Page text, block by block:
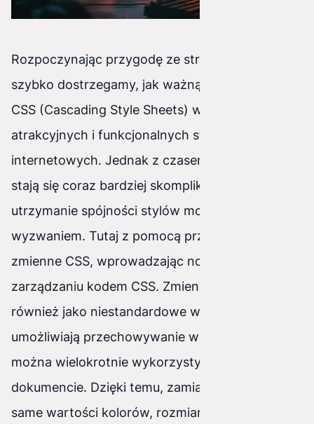
Rozpoczynając przygodę ze stronami www,
szybko dostrzegamy, jak ważną rolę odgrywa
CSS (Cascading Style Sheets) w tworzeniu
atrakcyjnych i funkcjonalnych stron
internetowych. Jednak z czasem, gdy projekty
stają się coraz bardziej skomplikowane,
utrzymanie spójności stylów może okazać się
wyzwaniem. Tutaj z pomocą przychodzą
zmienne CSS, wprowadzając nową jakość w
zarządzaniu kodem CSS. Zmienne te, znane
również jako niestandardowe właściwości CSS,
umożliwiają przechowywanie wartości, które
można wielokrotnie wykorzystywać w całym
dokumencie. Dzięki temu, zamiast powtarzać te
same wartości kolorów, rozmiarów fontów czy